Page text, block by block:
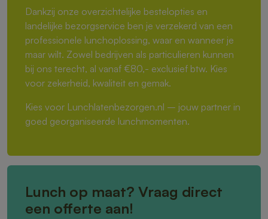
Dankzij onze overzichtelijke bestelopties en
landelijke bezorgservice ben je verzekerd van een
professionele lunchoplossing, waar en wanneer je
maar wilt. Zowel bedrijven als particulieren kunnen
bij ons terecht, al vanaf €80,- exclusief btw. Kies
voor zekerheid, kwaliteit en gemak.
Kies voor Lunchlatenbezorgen.nl – jouw partner in
goed georganiseerde lunchmomenten.
Lunch op maat? Vraag direct
een offerte aan!